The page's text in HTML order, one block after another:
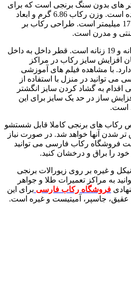
های بدون سنگ برنجی است که برای
خانم ها و آقایان قابل استفاده است. وزن رکاب 6.86 گرم و ابعاد
جای سنگ آن 12 میلیمتر در 17 میلیمتر است. طراحی رکاب بر
و مدرن است.
سایز رکاب برنج آفر 61 مردانه و 19 زنانه است. قطر داخل به داخل
امکان افزایش سایز رکاب در مراکز
با مشاهده فیلم های آموزشی
توانید در منزل با استفاده از
اقدام به گشاد کردن سایز انگشتر
ساز در حد یک سایز برای این
است.
رکاب های برنجی کاملا قابل شستشو
شدن آنها خواهد شد. در صورت نیاز
فروشگاه رکاب فارسی می توانید
خود را براق و درخشان کنید.
و غیره بر روی زیورالات برنجی
به مراکز تعمیرات طلا و جواهر
فروشگاه رکاب فارسی برای این
عقیق، جاسپر، آمیتیست و غیره است.